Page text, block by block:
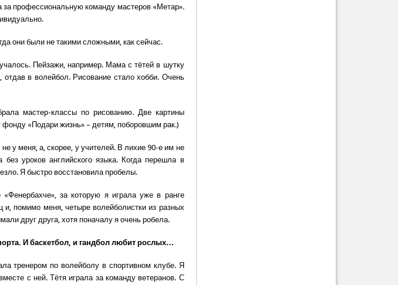
за профессиональную команду мастеров «Метар».
они были не такими сложными, как сейчас.
Пейзажи, например. Мама с тётей в шутку
отдав в волейбол. Рисование стало хобби. Очень
мастер-классы по рисованию. Две картины
«Подари жизнь» – детям, поборовшим рак.)
у меня, а, скорее, у учителей. В лихие 90-е им не
уроков английского языка. Когда перешла в
Я быстро восстановила пробелы.
за которую я играла уже в ранге
помимо меня, четыре волейболистки из разных
друг друга, хотя поначалу я очень робела.
И баскетбол, и гандбол любит рослых…
тренером по волейболу в спортивном клубе. Я
с ней. Тётя играла за команду ветеранов. С